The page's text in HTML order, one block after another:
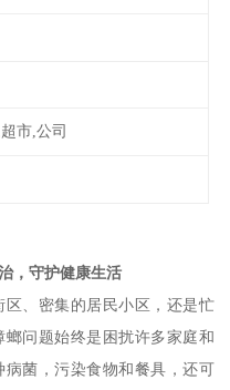
市,公司
，守护健康生活
、密集的居民小区，还是忙
问题始终是困扰许多家庭和
菌，污染食物和餐具，还可